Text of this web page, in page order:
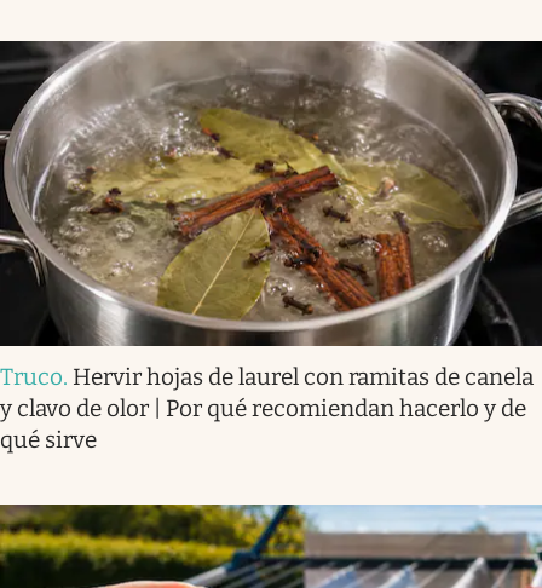
Truco. Hervir hojas de laurel con ramitas de canela
y clavo de olor | Por qué recomiendan hacerlo y de
qué sirve